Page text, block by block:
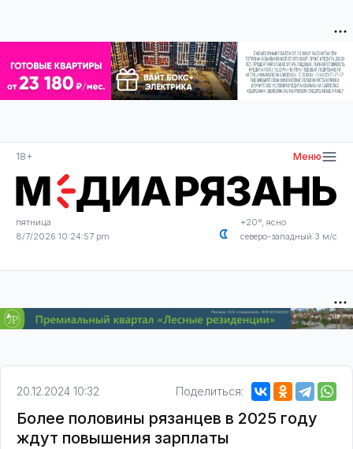
18+ Меню
пятница
8/7/2026 10:24:57 pm
+20°, ясно
северо-западный 3 м/с
20.12.2024 10:32 Поделиться:
Более половины рязанцев в 2025 году
ждут повышения зарплаты